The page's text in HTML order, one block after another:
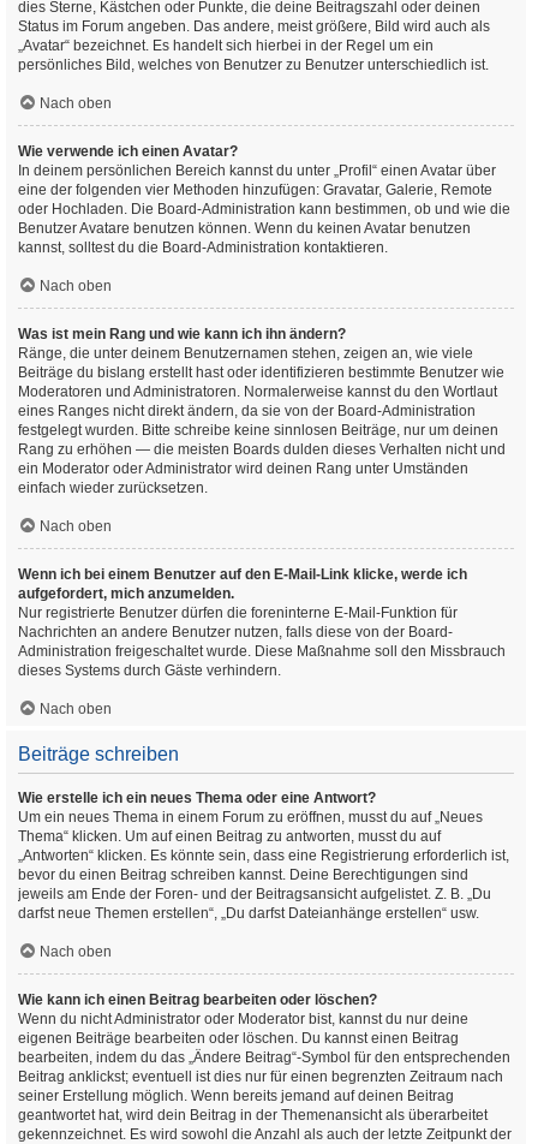
dies Sterne, Kästchen oder Punkte, die deine Beitragszahl oder deinen
Status im Forum angeben. Das andere, meist größere, Bild wird auch als
„Avatar“ bezeichnet. Es handelt sich hierbei in der Regel um ein
persönliches Bild, welches von Benutzer zu Benutzer unterschiedlich ist.
Nach oben
Wie verwende ich einen Avatar?
In deinem persönlichen Bereich kannst du unter „Profil“ einen Avatar über
eine der folgenden vier Methoden hinzufügen: Gravatar, Galerie, Remote
oder Hochladen. Die Board-Administration kann bestimmen, ob und wie die
Benutzer Avatare benutzen können. Wenn du keinen Avatar benutzen
kannst, solltest du die Board-Administration kontaktieren.
Nach oben
Was ist mein Rang und wie kann ich ihn ändern?
Ränge, die unter deinem Benutzernamen stehen, zeigen an, wie viele
Beiträge du bislang erstellt hast oder identifizieren bestimmte Benutzer wie
Moderatoren und Administratoren. Normalerweise kannst du den Wortlaut
eines Ranges nicht direkt ändern, da sie von der Board-Administration
festgelegt wurden. Bitte schreibe keine sinnlosen Beiträge, nur um deinen
Rang zu erhöhen — die meisten Boards dulden dieses Verhalten nicht und
ein Moderator oder Administrator wird deinen Rang unter Umständen
einfach wieder zurücksetzen.
Nach oben
Wenn ich bei einem Benutzer auf den E-Mail-Link klicke, werde ich
aufgefordert, mich anzumelden.
Nur registrierte Benutzer dürfen die foreninterne E-Mail-Funktion für
Nachrichten an andere Benutzer nutzen, falls diese von der Board-
Administration freigeschaltet wurde. Diese Maßnahme soll den Missbrauch
dieses Systems durch Gäste verhindern.
Nach oben
Beiträge schreiben
Wie erstelle ich ein neues Thema oder eine Antwort?
Um ein neues Thema in einem Forum zu eröffnen, musst du auf „Neues
Thema“ klicken. Um auf einen Beitrag zu antworten, musst du auf
„Antworten“ klicken. Es könnte sein, dass eine Registrierung erforderlich ist,
bevor du einen Beitrag schreiben kannst. Deine Berechtigungen sind
jeweils am Ende der Foren- und der Beitragsansicht aufgelistet. Z. B. „Du
darfst neue Themen erstellen“, „Du darfst Dateianhänge erstellen“ usw.
Nach oben
Wie kann ich einen Beitrag bearbeiten oder löschen?
Wenn du nicht Administrator oder Moderator bist, kannst du nur deine
eigenen Beiträge bearbeiten oder löschen. Du kannst einen Beitrag
bearbeiten, indem du das „Ändere Beitrag“-Symbol für den entsprechenden
Beitrag anklickst; eventuell ist dies nur für einen begrenzten Zeitraum nach
seiner Erstellung möglich. Wenn bereits jemand auf deinen Beitrag
geantwortet hat, wird dein Beitrag in der Themenansicht als überarbeitet
gekennzeichnet. Es wird sowohl die Anzahl als auch der letzte Zeitpunkt der